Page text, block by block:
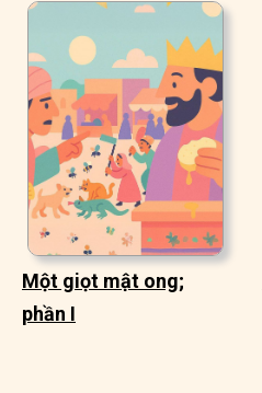
Một giọt mật ong;
phần I